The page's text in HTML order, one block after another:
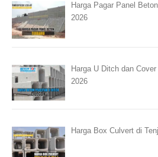
Harga Pagar Panel
2026
Harga U Ditch dan
2026
Harga Box Culvert di